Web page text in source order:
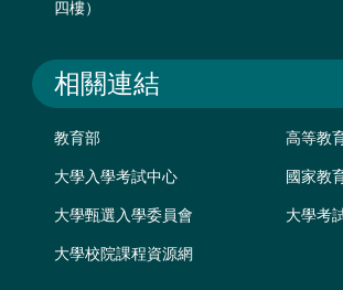
四樓）
相關連結
教育部 高等教
大學入學考試中心 國家教
大學甄選入學委員會 大學考
大學校院課程資源網